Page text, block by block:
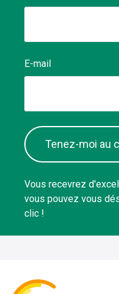
E-mail
Tenez-moi au
Vous recevrez
vous pouvez vous
clic !